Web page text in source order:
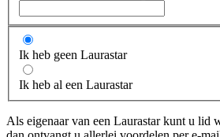
Ik heb geen Laurastar
Ik heb al een Laurastar
Als eigenaar van een Laurastar kunt u lid